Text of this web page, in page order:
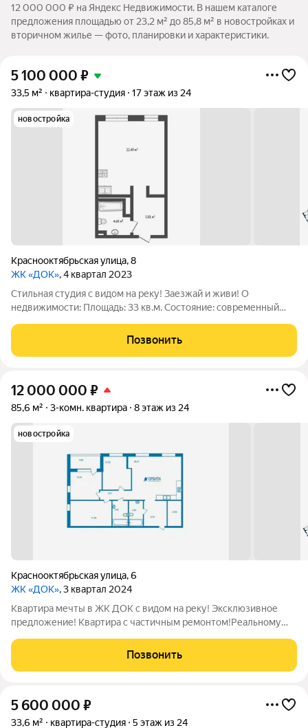
12 000 000 ₽ на Яндекс Недвижимости. В нашем каталоге
предложения площадью от 23,2 м² до 85,8 м² в новостройках и
вторичном жилье — фото, планировки и характеристики.
5 100 000 ₽
33,5 м² квартира-студия 17 этаж из 24
новостройка
Краснооктябрьская улица,8
ЖК «ДОК», 4 квартал 2023
Стильная студия с видом на реку! Заезжай и живи! О
недвижимости: Площадь: 33 кв.м. Состояние: современный
Позвонить
12 000 000 ₽
85,6 м² 3-комн. квартира 8 этаж из 24
новостройка
Краснооктябрьская улица,6
ЖК «ДОК», 3 квартал 2024
Квартира мечты в ЖК ДОК с видом на реку! Эксклюзивное
предложение! Квартира с частичным ремонтом!Реальному
Продаётся просторная видовая квартира в жилом комплексе
Позвонить
5 600 000 ₽
33,6 м² квартира-студия 5 этаж из 24